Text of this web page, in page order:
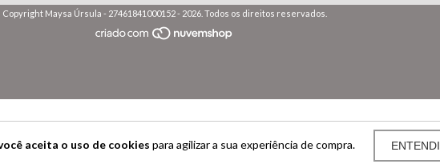
aceita o uso de cookies para agilizar a sua experiência de compra. ENTENDI
Copyright Maysa Úrsula - 27461841000152 - 2026. Todos os direitos reservados.